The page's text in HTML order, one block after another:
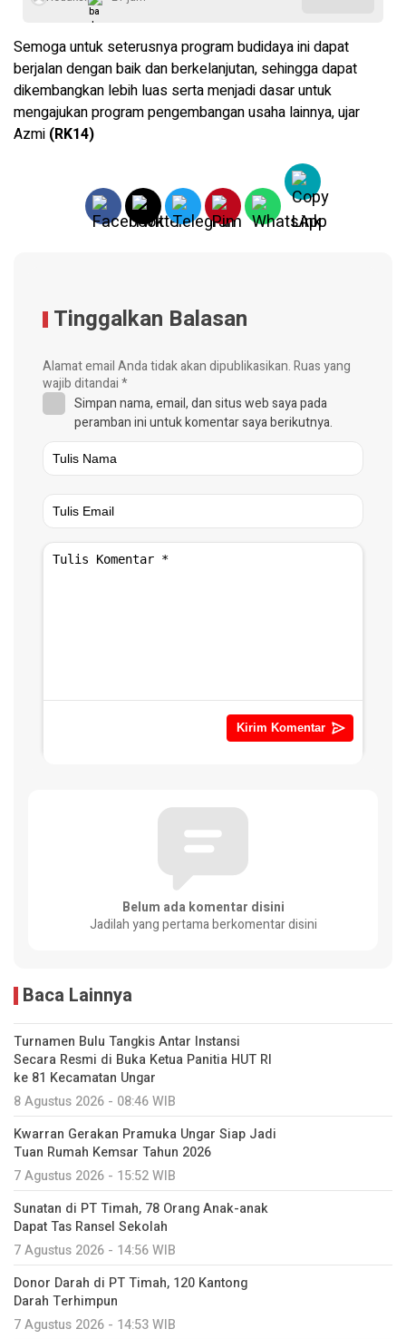
Semoga untuk seterusnya program budidaya ini dapat
berjalan dengan baik dan berkelanjutan, sehingga dapat
dikembangkan lebih luas serta menjadi dasar untuk
mengajukan program pengembangan usaha lainnya, ujar
Azmi (RK14)
Tinggalkan Balasan
Alamat email Anda tidak akan dipublikasikan.Ruas yang
wajib ditandai*
Simpan nama, email, dan situs web saya pada
peramban ini untuk komentar saya berikutnya.
Belum ada komentar disini
Jadilah yang pertama berkomentar disini
Baca Lainnya
Turnamen Bulu Tangkis Antar Instansi
Secara Resmi di Buka Ketua Panitia HUT RI
ke 81 Kecamatan Ungar
8 Agustus 2026 - 08:46 WIB
Kwarran Gerakan Pramuka Ungar Siap Jadi
Tuan Rumah Kemsar Tahun 2026
7 Agustus 2026 - 15:52 WIB
Sunatan di PT Timah, 78 Orang Anak-anak
Dapat Tas Ransel Sekolah
7 Agustus 2026 - 14:56 WIB
Donor Darah di PT Timah, 120 Kantong
Darah Terhimpun
7 Agustus 2026 - 14:53 WIB